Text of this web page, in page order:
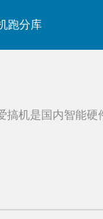
跑分库
搞机是国内智能硬